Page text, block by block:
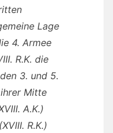
Lage
4. Armee
R.K. die
3. und 5.
Mitte
A.K.)
R.K.)